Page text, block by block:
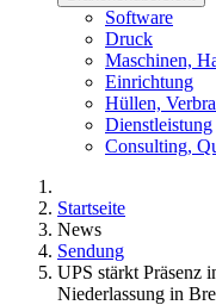
Software
Druck
Maschinen,
Einrichtung
Hüllen,
Dienstleistung
Consulting,
Startseite
News
Sendung
UPS stärkt Präsenz
Niederlassung in